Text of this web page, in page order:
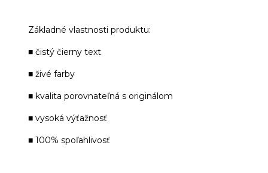
Základné vlastnosti produktu:
■ čistý čierny text
■ živé farby
■ kvalita porovnateľná s originálom
■ vysoká výťažnosť
■ 100% spoľahlivosť